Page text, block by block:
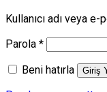
Kullanıcı adı veya
Parola *
Beni hatırla
Giriş